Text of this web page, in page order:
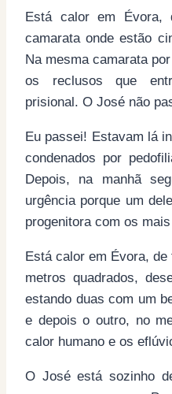
Está calor em Évora,
camarata onde estão
Na mesma camarata
os reclusos que
prisional. O José não
Eu passei! Estavam lá
condenados por
Depois, na manhã
urgência porque um
progenitora com os
Está calor em Évora,
metros quadrados,
estando duas com um
e depois o outro, no
calor humano e os
O José está sozinho